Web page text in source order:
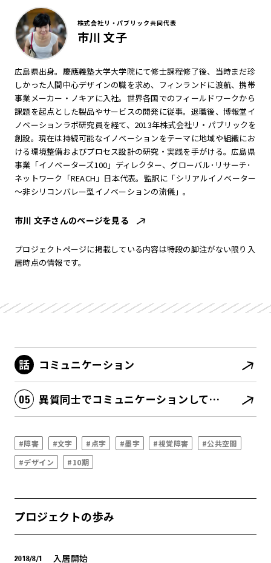
株式会社リ・パブリック共同代表
市川 文子
広島県出身。慶應義塾大学大学院にて修士課程修了後、当時まだ珍
しかった人間中心デザインの職を求め、フィンランドに渡航、携帯
事業メーカー・ノキアに入社。世界各国でのフィールドワークから
課題を起点とした製品やサービスの開発に従事。退職後、博報堂イ
ノベーションラボ研究員を経て、2013年株式会社リ・パブリックを
創設。現在は持続可能なイノベーションをテーマに地域や組織にお
ける環境整備およびプロセス設計の研究・実践を手がける。広島県
事業「イノベーターズ100」ディレクター、グローバル･リサーチ･
ネットワーク「REACH」日本代表。監訳に「シリアルイノベーター
～非シリコンバレー型イノベーションの流儀」。
市川 文子さんのページを見る
プロジェクトページに掲載している内容は特段の脚注がない限り入
居時点の情報です。
コミュニケーション
異質同士でコミュニケーションしている
#障害 #文字 #点字 #墨字 #視覚障害
#公共空間
#デザイン
#10期
プロジェクトの歩み
2018/8/1 入居開始